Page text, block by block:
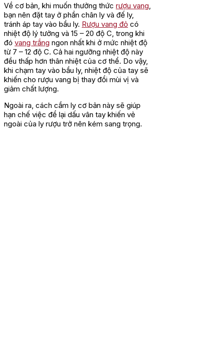
Về cơ bản, khi muốn thưởng thức rượu vang
bạn nên đặt tay ở phần chân ly và đế ly,
tránh áp tay vào bầu ly. Rượu vang đỏ có
nhiệt độ lý tưởng và 15 – 20 độ C, trong khi
đó vang trắng ngon nhất khi ở mức nhiệt độ
từ 7 – 12 độ C. Cả hai ngưỡng nhiệt độ này
đều thấp hơn thân nhiệt của cơ thể. Do vậy,
khi chạm tay vào bầu ly, nhiệt độ của tay sẽ
khiến cho rượu vang bị thay đổi mùi vị và
giảm chất lượng.
Ngoài ra, cách cầm ly cơ bản này sẽ giúp
hạn chế việc để lại dấu vân tay khiến vẻ
ngoài của ly rượu trở nên kém sang trọng.